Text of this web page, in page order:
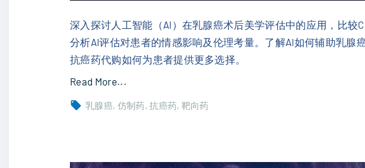
揭
示
T
C
E
深入探讨人工智能（AI）在乳腺癌术后美学评估中的应用，比较
分析AI评估对患者的情感影响及伦理考量。了解AI如何辅助乳腺
抗癌药代购如何为患者提供更多选择。
Read More..."
乳腺癌 仿制药 抗癌药 靶向药